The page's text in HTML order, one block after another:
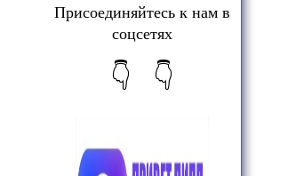
Присоединяйтесь к нам в
соцсетях
👇 👇